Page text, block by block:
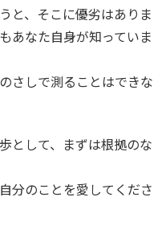
と、そこに優劣はありま
あなた自身が知っていま
さしで測ることはできな
として、まずは根拠のな
分のことを愛してくださ